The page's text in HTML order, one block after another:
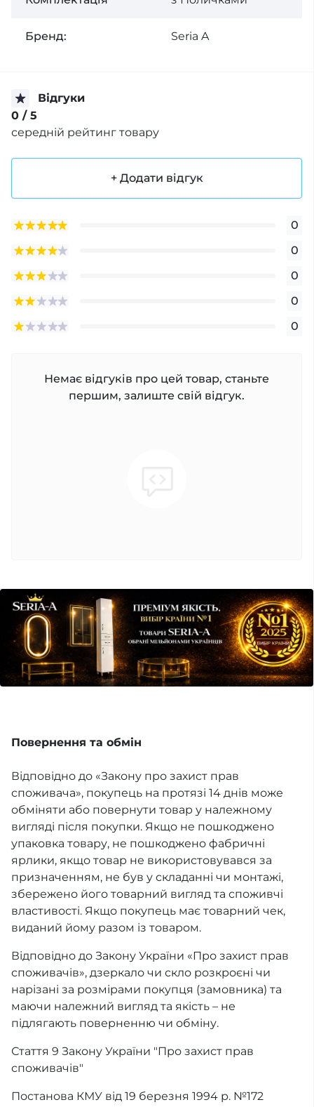
Бренд: Seria A
Відгуки
0 / 5
середній рейтинг товару
+ Додати відгук
0
0
0
0
0
Немає відгуків про цей товар, станьте
першим, залиште свій відгук.
Повернення та обмін
Відповідно до «Закону про захист прав
споживача», покупець на протязі 14 днів може
обміняти або повернути товар у належному
вигляді після покупки. Якщо не пошкоджено
упаковка товару, не пошкоджено фабричні
ярлики, якщо товар не використовувався за
призначенням, не був у складанні чи монтажі,
збережено його товарний вигляд та споживчі
властивості. Якщо покупець має товарний чек,
виданий йому разом із товаром.
Відповідно до Закону України «Про захист прав
споживачів», дзеркало чи скло розкроєні чи
нарізані за розмірами покупця (замовника) та
маючи належний вигляд та якість – не
підлягають поверненню чи обміну.
Стаття 9 Закону України "Про захист прав
споживачів"
Постанова КМУ від 19 березня 1994 р. №172